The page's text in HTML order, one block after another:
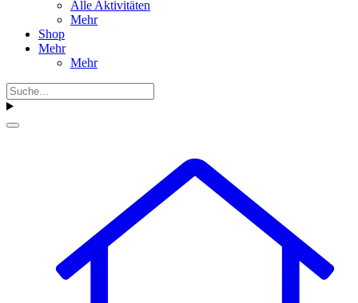
Alle Aktivitäten
Mehr
Shop
Mehr
Mehr